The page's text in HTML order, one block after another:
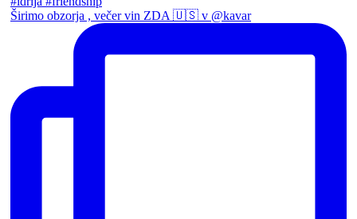
Širimo obzorja , večer vin ZDA 🇺🇸 v @kavar